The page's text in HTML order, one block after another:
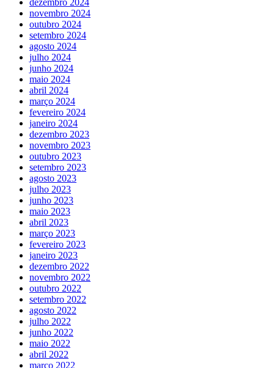
dezembro 2024
novembro 2024
outubro 2024
setembro 2024
agosto 2024
julho 2024
junho 2024
maio 2024
abril 2024
março 2024
fevereiro 2024
janeiro 2024
dezembro 2023
novembro 2023
outubro 2023
setembro 2023
agosto 2023
julho 2023
junho 2023
maio 2023
abril 2023
março 2023
fevereiro 2023
janeiro 2023
dezembro 2022
novembro 2022
outubro 2022
setembro 2022
agosto 2022
julho 2022
junho 2022
maio 2022
abril 2022
março 2022